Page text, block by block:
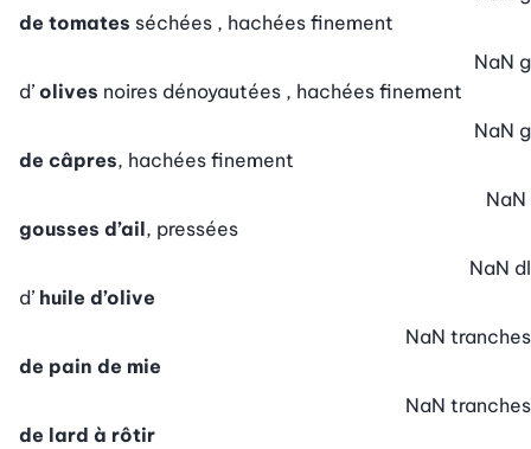
de tomates séchées , hachées finement
d’ olives noires dénoyautées , hachées finement
NaN g
de câpres, hachées finement
NaN g
gousses d’ail, pressées
NaN
d’ huile d’olive
NaN dl
de pain de mie
NaN tranches
de lard à rôtir
NaN tranches